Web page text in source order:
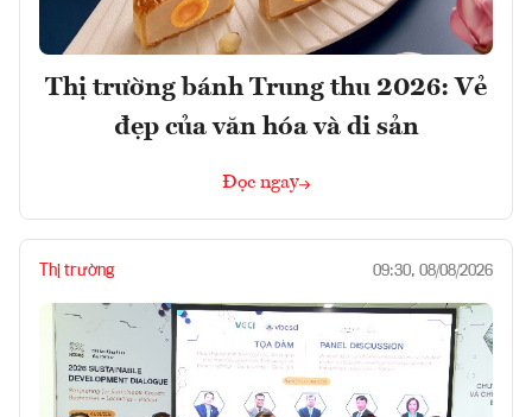
Thị trường bánh Trung thu 2026: Vẻ
đẹp của văn hóa và di sản
Đọc ngay
Thị trường 09:30, 08/08/2026